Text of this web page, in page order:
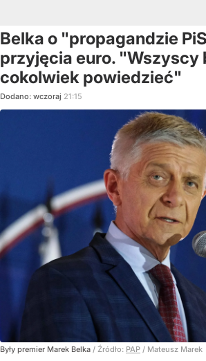
Belka o "propagandzie
przyjęcia euro. "Wszyscy
cokolwiek powiedzieć"
Dodano: wczoraj 21:15
Były premier Marek Belka / Źródło: PAP / Mateusz Marek